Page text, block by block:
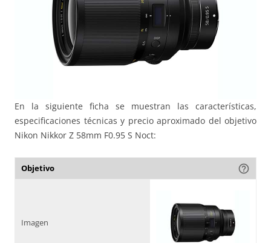
En la siguiente ficha se muestran las características,
especificaciones técnicas y precio aproximado del objetivo
Nikon Nikkor Z 58mm F0.95 S Noct:
Objetivo help_outline
Imagen